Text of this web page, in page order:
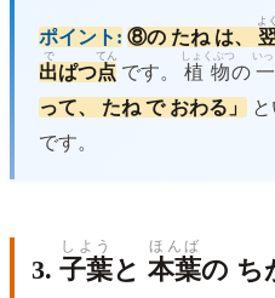
ポイント: ⑧の たね は、
よ
出
で
ぱつ点
てん
です。 植物
しょくぶつ
の
い
って、 たね で おわる」
です。
3. 子葉
しよう
と 本葉
ほんば
の ち